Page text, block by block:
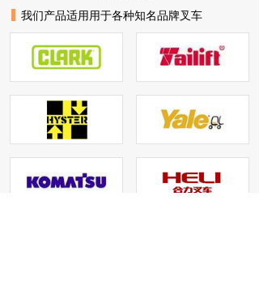
我们产品适用用于各种知名品牌叉车